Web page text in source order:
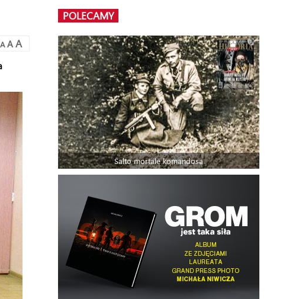
A A A
POLECAMY
Salto mortale komandosa